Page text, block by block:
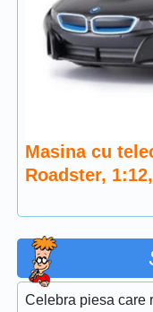
Masina cu
Roadster,
Celebra piesa care